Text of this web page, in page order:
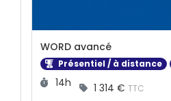
WORD avancé
Présentiel / à distance
Durée :
14h 1 314 € TTC